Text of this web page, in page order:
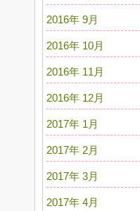
2016年 9月
2016年 10月
2016年 11月
2016年 12月
2017年 1月
2017年 2月
2017年 3月
2017年 4月